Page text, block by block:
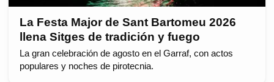
La Festa Major de Sant Bartomeu 2026
llena Sitges de tradición y fuego
La gran celebración de agosto en el Garraf, con actos
populares y noches de pirotecnia.